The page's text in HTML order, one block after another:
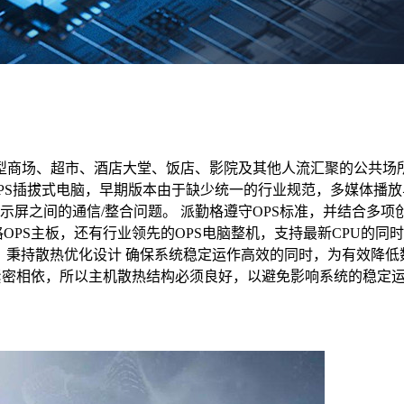
商场、超市、酒店大堂、饭店、影院及其他人流汇聚的公共
插拔式电脑，早期版本由于缺少统一的行业规范，多媒体播
屏之间的通信/整合问题。 派勤格遵守OPS标准，并结合多
主板，还有行业领先的OPS电脑整机，支持最新CPU的同
持散热优化设计 确保系统稳定运作高效的同时，为有效降
相依，所以主机散热结构必须良好，以避免影响系统的稳